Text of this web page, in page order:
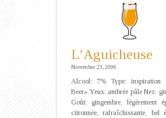
L’Aguicheuse
November 23, 2006
Alcool: 7% Type: inspiration
Beer» Yeux: ambrée pâle Nez:
Goût: gingembre, légèrement
citronnée, rafraîchissante, bel